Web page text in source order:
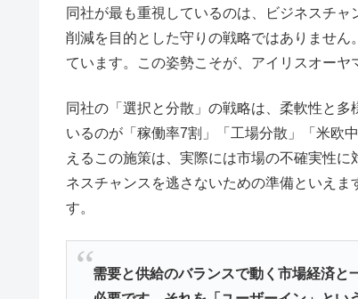
同社が最も重視しているのは、ビジネスチ
削減を目的とした守りの戦略ではありませ
ています。この姿勢こそが、アイリスオーヤ
同社の「選択と分散」の戦略は、柔軟性と
いるのが「稼働率7割」「工場分散」「米欧
えるこの施策は、実際には市場の不確実性
ネスチャンスを逃さないための準備といえ
す。
需要と供給のバランスで動く市場経済